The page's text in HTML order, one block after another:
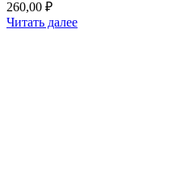
260,00 ₽
Читать далее